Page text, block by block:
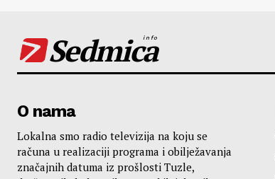
Sedmica
info
O nama
Lokalna smo radio televizija na koju se
računa u realizaciji programa i obilježavanja
značajnih datuma iz prošlosti Tuzle,